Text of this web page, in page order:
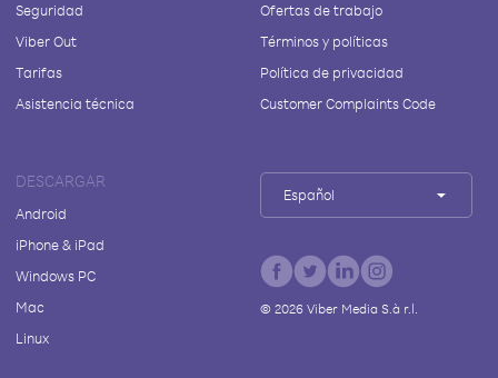
Seguridad
Viber Out
Tarifas
Asistencia técnica
Ofertas de trabajo
Términos y políticas
Política de privacidad
Customer Complaints Code
DESCARGAR
Android
iPhone & iPad
Windows PC
Mac
Linux
Español
© 2026Viber Media S.à r.l.